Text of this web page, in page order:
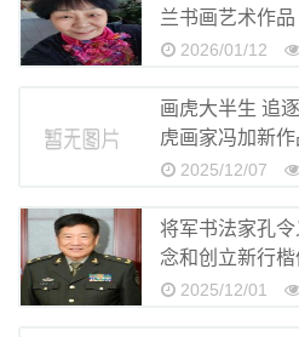
兰书画艺术作品
2026/01/12
画虎大半生 追
虎画家冯加新
2025/12/07
将军书法家孔
念和创立新行
2025/12/01